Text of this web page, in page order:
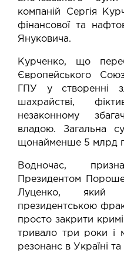
компаній Сергія
фінансової та
Януковича.
Курченко, що
Європейського
ГПУ у створенні
шахрайстві,
незаконному
владою. Загальна
щонайменше 5 млрд
Водночас,
Президентом
Луценко,
президентською
просто закрити
тривало три роки і
резонанс в Україні